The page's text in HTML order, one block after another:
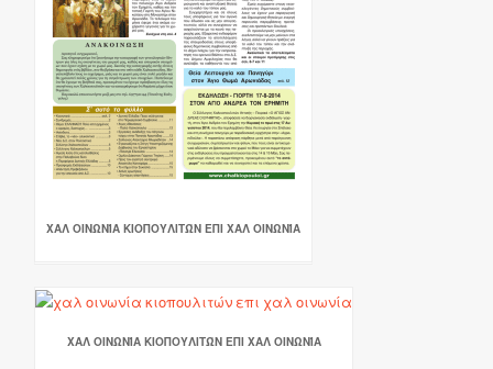
ΧΑΛ ΟΙΝΩΝΊΑ ΚΙΟΠΟΥΛΙΤΏΝ ΕΠΙ ΧΑΛ ΟΙΝΩΝΊΑ
ΧΑΛ ΟΙΝΩΝΊΑ ΚΙΟΠΟΥΛΙΤΏΝ ΕΠΙ ΧΑΛ ΟΙΝΩΝΊΑ